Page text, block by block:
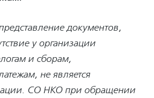
документов,
у организации
и сборам,
не является
СО НКО при обращении